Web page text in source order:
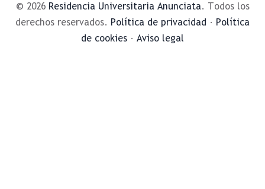
© 2026 Residencia Universitaria Anunciata. Todos los
derechos reservados. Política de privacidad · Política
de cookies · Aviso legal